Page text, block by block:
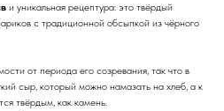
и уникальная рецептура: это твёрдый
с традиционной обсыпкой из чёрного
от периода его созревания, так что в
сыр, который можно намазать на хлеб, а к
твёрдым, как камень.